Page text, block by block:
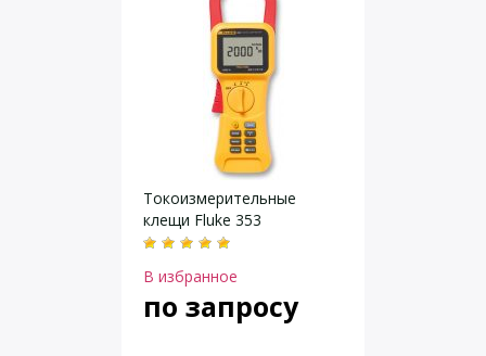
Токоизмерительные
клещи Fluke 353
В избранное
по запросу